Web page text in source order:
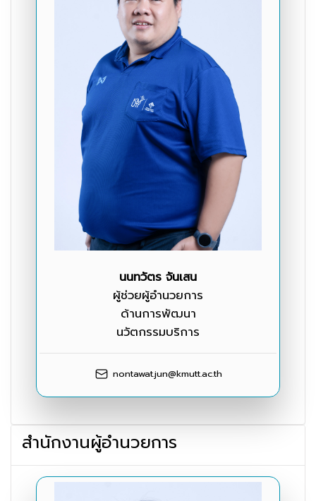
นนทวัตร จันเสน
ผู้ช่วยผู้อำนวยการ
ด้านการพัฒนา
นวัตกรรมบริการ
nontawat.jun@kmutt.ac.th
สำนักงานผู้อำนวยการ